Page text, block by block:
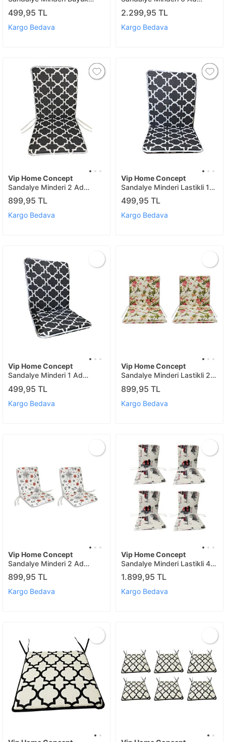
İng.gülü 1 Ad
499,95 TL
Kargo Bedava
Büyük Yeşilbeyaz
2.299,95 TL
Kargo Bedava
Vip Home Concept
Sandalye Minderi 2 Ad
Büyük Karaçati
899,95 TL
Kargo Bedava
Vip Home Concept
Sandalye Minderi Lastikli 1
Ad(karaçati)
499,95 TL
Kargo Bedava
Vip Home Concept
Sandalye Minderi 1 Ad
(karaçati)
499,95 TL
Kargo Bedava
Vip Home Concept
Sandalye Minderi Lastikli 2
Ad(ing.gülü)
899,95 TL
Kargo Bedava
Vip Home Concept
Sandalye Minderi 2 Ad
(marinçapa)
899,95 TL
Kargo Bedava
Vip Home Concept
Sandalye Minderi Lastikli 4
Ad(istanbul)
1.899,95 TL
Kargo Bedava